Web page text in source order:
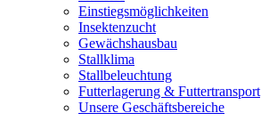
Einstiegsmöglichkeiten
Insektenzucht
Gewächshausbau
Stallklima
Stallbeleuchtung
Futterlagerung & Futtertransport
Unsere Geschäftsbereiche